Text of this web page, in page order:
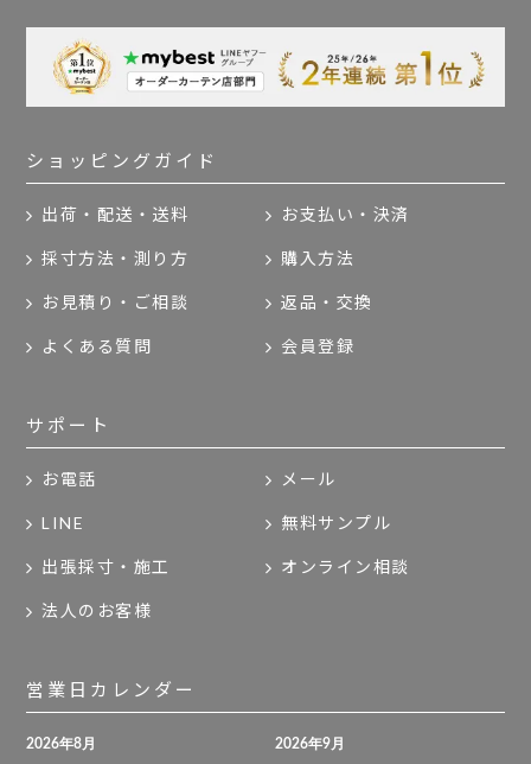
ショッピングガイド
出荷・配送・送料 お支払い・決済
採寸方法・測り方 購入方法
お見積り・ご相談 返品・交換
よくある質問 会員登録
サポート
お電話 メール
LINE 無料サンプル
出張採寸・施工 オンライン相談
法人のお客様
営業日カレンダー